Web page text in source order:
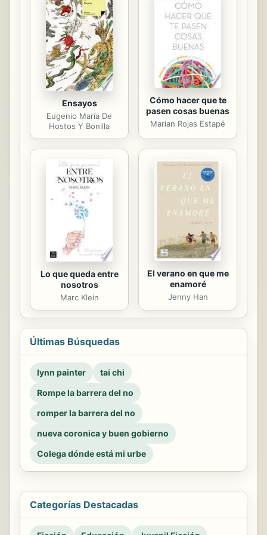
escritores argentinos que hoy
todavía lee y escribe con la pasión
de antaño, se encierra todo el
misterio que habita en la literatura.
Con esa alquimia de palabra,
emoción...
Ensayos
Eugenio María De
Hostos Y Bonilla
Cómo hacer que te
pasen cosas buenas
Marian Rojas Estapé
Lo que queda entre
nosotros
Marc Klein
El verano en que me
enamoré
Jenny Han
Últimas Búsquedas
lynn painter
tai chi
Rompe la barrera del no
romper la barrera del no
nueva coronica y buen gobierno
Colega dónde está mi urbe
Categorías Destacadas